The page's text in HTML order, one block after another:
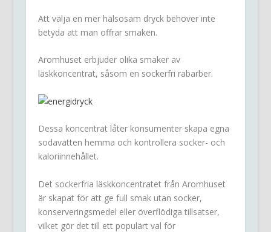
Att välja en mer hälsosam dryck behöver inte
betyda att man offrar smaken.
Aromhuset erbjuder olika smaker av
läskkoncentrat, såsom en sockerfri rabarber.
Dessa koncentrat låter konsumenter skapa egna
sodavatten hemma och kontrollera socker- och
kaloriinnehållet.
Det sockerfria läskkoncentratet från Aromhuset
är skapat för att ge full smak utan socker,
konserveringsmedel eller överflödiga tillsatser,
vilket gör det till ett populärt val för